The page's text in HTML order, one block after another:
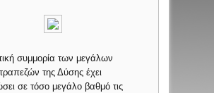
συμμορία των μεγάλων
της Δύσης έχει
σε τόσο μεγάλο βαθμό τις